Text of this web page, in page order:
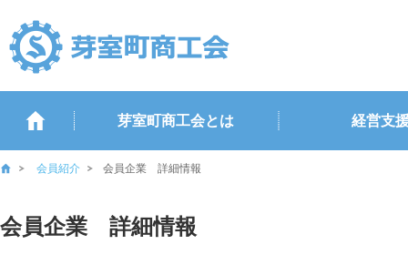
芽室町商工会とは 経営支
会員紹介 会員企業 詳細情報
会員企業 詳細情報